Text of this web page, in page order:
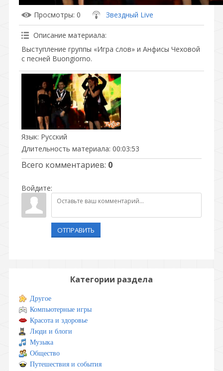
Просмотры: 0 Звездный Live
Описание материала:
Выступление группы «Игра слов» и Анфисы Чеховой
с песней Buongiorno.
Язык: Русский
Длительность материала: 00:03:53
Всего комментариев: 0
Войдите:
ОТПРАВИТЬ
Категории раздела
Другое
Компьютерные игры
Красота и здоровье
Люди и блоги
Музыка
Общество
Путешествия и события